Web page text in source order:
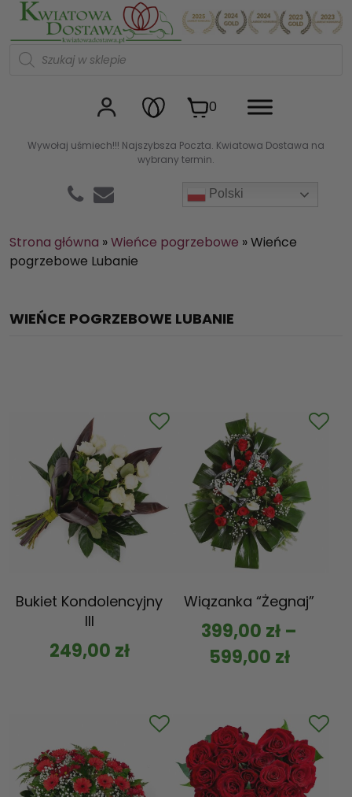
Wywołaj uśmiech!!! Najszybsza Poczta. Kwiatowa Dostawa na
wybrany termin.
Polski
Kwiaciarnia internetowa
W
d
u
k
0
Strona główna »Wieńce pogrzebowe »Wieńce
pogrzebowe Lubanie
WIEŃCE POGRZEBOWE LUBANIE
Bukiet Kondolencyjny
III
249,00 zł
Wiązanka “Żegnaj”
399,00 zł –
599,00 zł